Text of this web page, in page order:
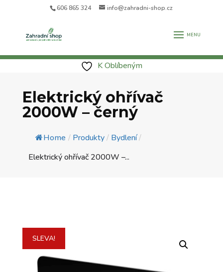
606 865 324 info@zahradni-shop.cz
K Oblíbeným
Elektrický ohřívač
2000W – černý
Home / Produkty/ Bydlení/
Elektrický ohřívač 2000W –...
SLEVA!